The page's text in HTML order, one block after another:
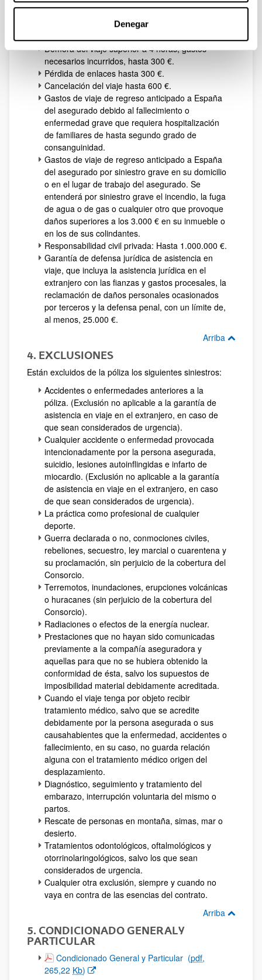
Denegar
horas hasta 300 €.
Ayuda a localización y envío de equipajes.
Demora del viaje superior a 4 horas, gastos
necesarios incurridos, hasta 300 €.
Pérdida de enlaces hasta 300 €.
Cancelación del viaje hasta 600 €.
Gastos de viaje de regreso anticipado a España
del asegurado debido al fallecimiento o
enfermedad grave que requiera hospitalización
de familiares de hasta segundo grado de
consanguinidad.
Gastos de viaje de regreso anticipado a España
del asegurado por siniestro grave en su domicilio
o en el lugar de trabajo del asegurado. Se
entenderá por siniestro grave el incendio, la fuga
de agua o de gas o cualquier otro que provoque
daños superiores a los 3.000 € en su inmueble o
en los de sus colindantes.
Responsabilidad civil privada: Hasta 1.000.000 €.
Garantía de defensa jurídica de asistencia en
viaje, que incluya la asistencia jurídica en el
extranjero con las fianzas y gastos procesales, la
reclamación de daños personales ocasionados
por terceros y la defensa penal, con un límite de,
al menos, 25.000 €.
Arriba
4. EXCLUSIONES
Están excluidos de la póliza los siguientes siniestros:
Accidentes o enfermedades anteriores a la
póliza. (Exclusión no aplicable a la garantía de
asistencia en viaje en el extranjero, en caso de
que sean considerados de urgencia).
Cualquier accidente o enfermedad provocada
intencionadamente por la persona asegurada,
suicidio, lesiones autoinflingidas e infarto de
miocardio. (Exclusión no aplicable a la garantía
de asistencia en viaje en el extranjero, en caso
de que sean considerados de urgencia).
La práctica como profesional de cualquier
deporte.
Guerra declarada o no, conmociones civiles,
rebeliones, secuestro, ley marcial o cuarentena y
su proclamación, sin perjuicio de la cobertura del
Consorcio.
Terremotos, inundaciones, erupciones volcánicas
o huracanes (sin perjuicio de la cobertura del
Consorcio).
Radiaciones o efectos de la energía nuclear.
Prestaciones que no hayan sido comunicadas
previamente a la compañía aseguradora y
aquellas para que no se hubiera obtenido la
conformidad de ésta, salvo los supuestos de
imposibilidad material debidamente acreditada.
Cuando el viaje tenga por objeto recibir
tratamiento médico, salvo que se acredite
debidamente por la persona asegurada o sus
causahabientes que la enfermedad, accidentes o
fallecimiento, en su caso, no guarda relación
alguna con el tratamiento médico origen del
desplazamiento.
Diagnóstico, seguimiento y tratamiento del
embarazo, interrupción voluntaria del mismo o
partos.
Rescate de personas en montaña, simas, mar o
desierto.
Tratamientos odontológicos, oftalmológicos y
otorrinolaringológicos, salvo los que sean
considerados de urgencia.
Cualquier otra exclusión, siempre y cuando no
vaya en contra de las esencias del contrato.
Arriba
5. CONDICIONADO GENERAL Y
PARTICULAR
(Abre una nueva ventana)
Condicionado General y Particular (pdf,
265,22 Kb)